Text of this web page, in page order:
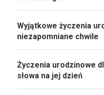
Wyjątkowe życzenia
niezapomniane chwile
Życzenia urodzinowe
słowa na jej dzień